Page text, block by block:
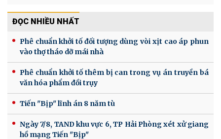
ĐỌC NHIỀU NHẤT
Phê chuẩn khởi tố đối tượng dùng vòi xịt cao áp phun
vào thợ tháo dỡ mái nhà
Phê chuẩn khởi tố thêm bị can trong vụ án truyền bá
văn hóa phẩm đồi trụy
Tiến "Bịp" lĩnh án 8 năm tù
Ngày 7/8, TAND khu vực 6, TP Hải Phòng xét xử giang
hồ mạng Tiến "Bịp"